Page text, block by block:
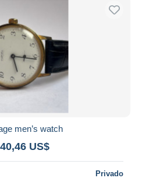
men’s watch
US$
Privado